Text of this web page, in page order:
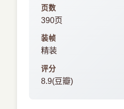
页数
390页
装帧
精装
评分
8.9(豆瓣)